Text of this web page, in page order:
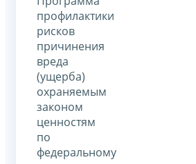
профилактики
рисков
причинения
вреда
(ущерба)
охраняемым
законом
ценностям
по
федеральному